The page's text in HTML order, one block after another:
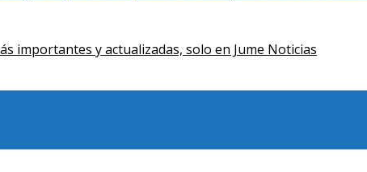
en Bosnia y Herzegovina
importantes y actualizadas, solo en Jume Noticias